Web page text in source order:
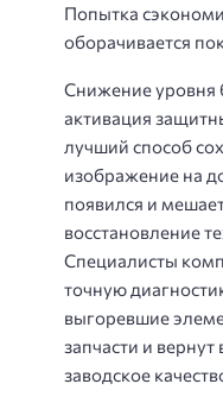
Попытка
оборачивается
Снижение уровня
активация
лучший способ
изображение на
появился и
восстановление
Специалисты
точную
выгоревшие
запчасти и
заводское